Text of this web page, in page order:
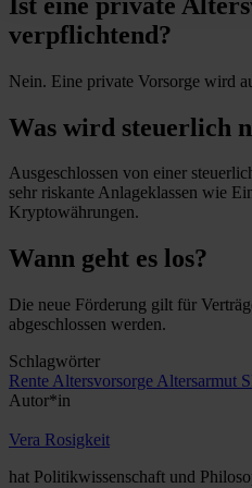
verpflichtend?
Nein. Eine private Vorsorge wird
Was wird steuerlich
Ausgeschlossen von einer
sehr riskante Anlageklassen wie
Kryptowährungen.
Wann geht es los?
Die neue Förderung gilt für
abgeschlossen werden.
Schlagwörter
Rente Altersvorsorge Altersarmut
Autor*in
Vera Rosigkeit
hat Politikwissenschaft und